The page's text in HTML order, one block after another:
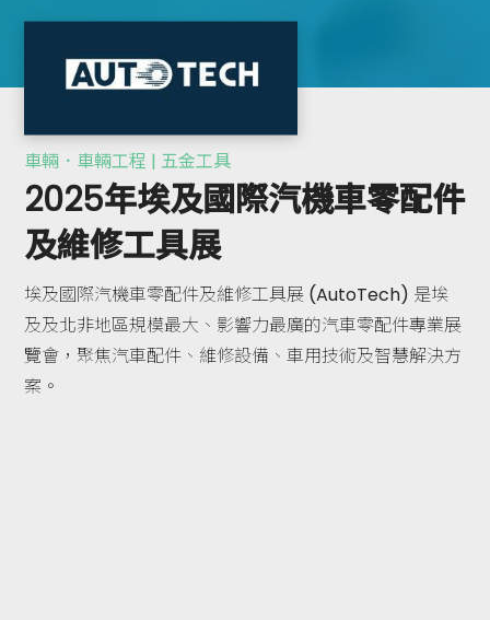
車輛．車輛工程 | 五金工具
2025年埃及國際汽機車零配件
及維修工具展
埃及國際汽機車零配件及維修工具展 (AutoTech) 是埃
及及北非地區規模最大、影響力最廣的汽車零配件專業展
覽會，聚焦汽車配件、維修設備、車用技術及智慧解決方
案。